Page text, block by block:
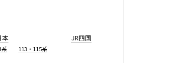
本
系 113・115系
JR四国